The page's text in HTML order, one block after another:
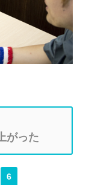
がった
6